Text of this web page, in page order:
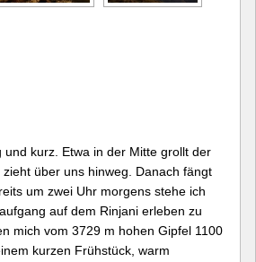
und kurz. Etwa in der Mitte grollt der
über uns hinweg. Danach fängt
um zwei Uhr morgens stehe ich
auf dem Rinjani erleben zu
mich vom 3729 m hohen Gipfel 1100
kurzen Frühstück, warm